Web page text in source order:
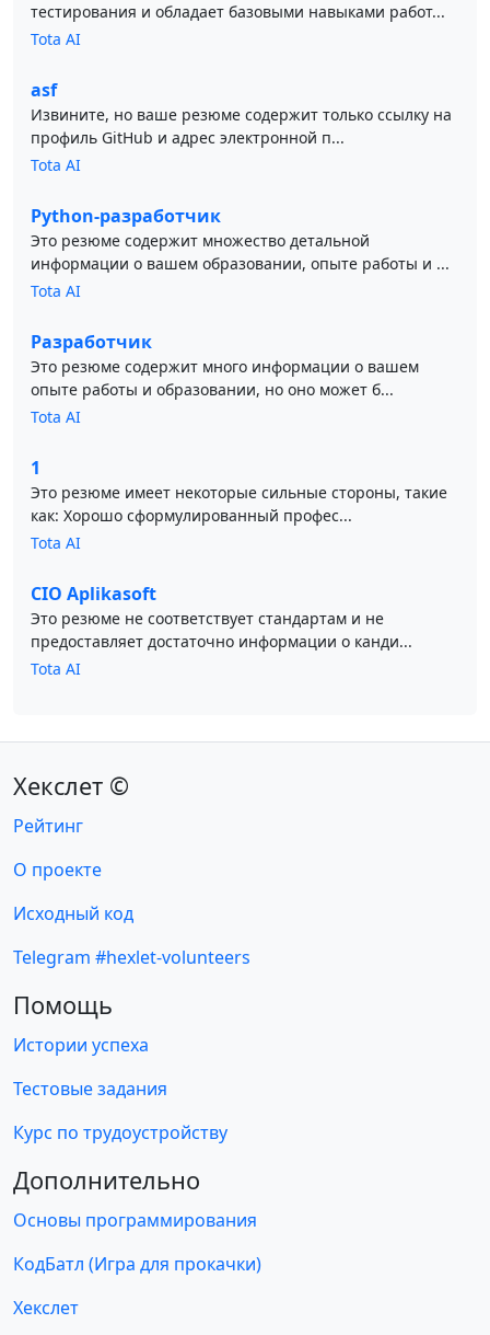
тестирования и обладает базовыми навыками работ...
Tota AI
asf
Извините, но ваше резюме содержит только ссылку на
профиль GitHub и адрес электронной п...
Tota AI
Python-разработчик
Это резюме содержит множество детальной
информации о вашем образовании, опыте работы и ...
Tota AI
Разработчик
Это резюме содержит много информации о вашем
опыте работы и образовании, но оно может б...
Tota AI
1
Это резюме имеет некоторые сильные стороны, такие
как: Хорошо сформулированный профес...
Tota AI
CIO Aplikasoft
Это резюме не соответствует стандартам и не
предоставляет достаточно информации о канди...
Tota AI
Хекслет ©
Рейтинг
О проекте
Исходный код
Telegram #hexlet-volunteers
Помощь
Истории успеха
Тестовые задания
Курс по трудоустройству
Дополнительно
Основы программирования
КодБатл (Игра для прокачки)
Хекслет